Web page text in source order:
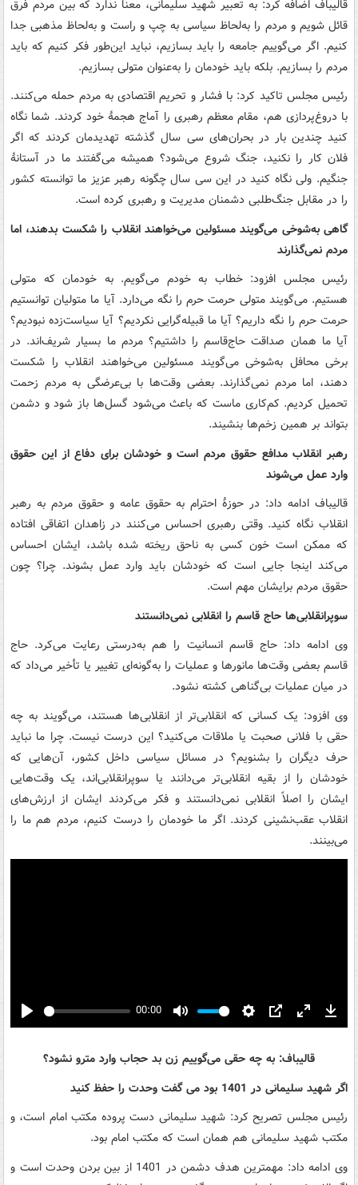
قالیباف اضافه کرد: به تعبیر شهید سلیمانی، معنا ندارد که بین مردم فرق
قائل شویم و مردم را به‌لحاظ سیاسی به چپ و راست و به‌لحاظ مذهبی جدا
کنیم. اگر می‌گوییم جامعه را باید بسازیم، نباید این‌طور فکر کنیم که باید
مردم را بسازیم. بلکه باید خودمان را به‌عنوان متولی بسازیم.
رئیس مجلس تاکید کرد: با فشار و تحریم اقتصادی به مردم حمله می‌کنند.
با دروغ‌پردازی هم، مقام معظم رهبری را آماج هجمۀ خود کردند. شما نگاه
کنید چندین بار در بحران‌های سی سال گذشته تهدیدمان کردند که اگر
فلان کار را نکنید، جنگ شروع می‌شود؟ همیشه می‌گفتند ما در آستانۀ
جنگیم. ولی نگاه کنید در این سی سال چگونه رهبر عزیز ما توانسته کشور
را در مقابل جنگ‌طلبی دشمنان مدیریت و رهبری کرده است.
گاهی به‌شوخی می‌گویند مسئولین می‌خواهند انقلاب را شکست بدهند، اما
مردم نمی‌گذارند
رئیس مجلس افزود: خطاب به خودم می‌گویم. به خودمان که متولی
هستیم. می‌گویند متولی حرمت حرم را نگه می‌دارد. آیا ما متولیان توانستیم
حرمت حرم را نگه داریم؟ آیا ما قبیله‌گرایی نکردیم؟ آیا سیاست‌زده نبودیم؟
آیا ما همان صداقت حاج‌قاسم را داشتیم؟ مردم ما بسیار شریف‌اند. در
برخی محافل به‌شوخی می‌گویند مسئولین می‌خواهند انقلاب را شکست
دهند، اما مردم نمی‌گذارند. بعضی وقت‌ها با بی‌عرضگی به مردم زحمت
تحمیل کردیم. کم‌کاری ماست که باعث می‌شود گسل‌ها باز شود و دشمن
بتواند بر همین زخم‌ها بنشیند.
رهبر انقلاب مدافع حقوق مردم است و خودشان برای دفاع از این حقوق
وارد عمل می‌شوند
قالیباف ادامه داد: در حوزۀ احترام به حقوق عامه و حقوق مردم به رهبر
انقلاب نگاه کنید. وقتی رهبری احساس می‌کنند در زاهدان اتفاقی افتاده
که ممکن است خون کسی به ناحق ریخته شده باشد، ایشان احساس
می‌کند اینجا جایی است که خودشان باید وارد عمل بشوند. چرا؟ چون
حقوق مردم برایشان مهم است.
سوپرانقلابی‌ها حاج قاسم را انقلابی نمی‌دانستند
وی ادامه داد: حاج قاسم انسانیت را هم به‌درستی رعایت می‌کرد. حاج
قاسم بعضی وقت‌ها مانورها و عملیات را به‌گونه‌ای تغییر یا تأخیر می‌داد که
در میان عملیات بی‌گناهی کشته نشود.
وی افزود: یک کسانی که انقلابی‌تر از انقلابی‌ها هستند، می‌گویند به چه
حقی با فلانی صحبت یا ملاقات می‌کنید؟ این درست نیست. چرا ما نباید
حرف دیگران را بشنویم؟ در مسائل سیاسی داخل کشور، آن‌هایی که
خودشان را از بقیه انقلابی‌تر می‌دانند یا سوپرانقلابی‌اند، یک وقت‌هایی
ایشان را اصلاً انقلابی نمی‌دانستند و فکر می‌کردند ایشان از ارزش‌های
انقلاب عقب‌نشینی کردند. اگر ما خودمان را درست کنیم، مردم هم ما را
می‌بینند.
Play
00:00
Mute Settings
PIP Enter
قالیباف: به چه حقی می‌گوییم زن بد حجاب وارد مترو نشود؟
اگر شهید سلیمانی در 1401 بود می گفت وحدت را حفظ کنید
رئیس مجلس تصریح کرد: شهید سلیمانی دست پروده مکتب امام است، و
مکتب شهید سلیمانی هم همان است که مکتب امام بود.
وی ادامه داد: مهمترین هدف دشمن در 1401 از بین بردن وحدت است و